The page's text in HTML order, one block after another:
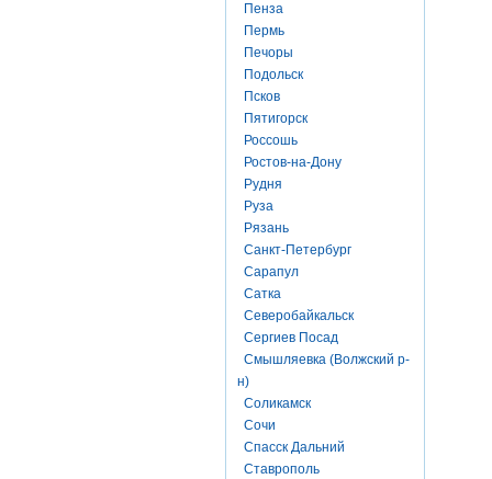
Пенза
Пермь
Печоры
Подольск
Псков
Пятигорск
Россошь
Ростов-на-Дону
Рудня
Руза
Рязань
Санкт-Петербург
Сарапул
Сатка
Северобайкальск
Сергиев Посад
Смышляевка (Волжский р-
н)
Соликамск
Сочи
Спасск Дальний
Ставрополь